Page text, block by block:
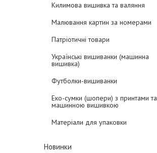
Килимова вишивка та валяння
Малювання картин за номерами
Патріотичні товари
Українські вишиванки (машинна
вишивка)
Футболки-вишиванки
Еко-сумки (шопери) з принтами та
машинною вишивкою
Матеріали для упаковки
Новинки